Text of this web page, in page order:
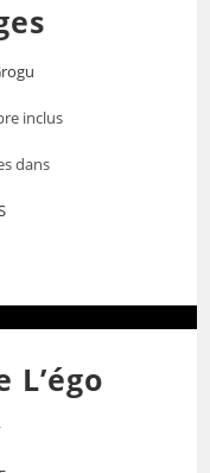
inclus
dans